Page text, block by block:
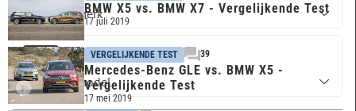
X5
BMW X5 vs. BMW X7 - Vergelijkende Test
17 juli 2019
VERGELIJKENDE TEST 39
Mercedes-Benz GLE vs. BMW X5 -
Vergelijkende Test
17 mei 2019